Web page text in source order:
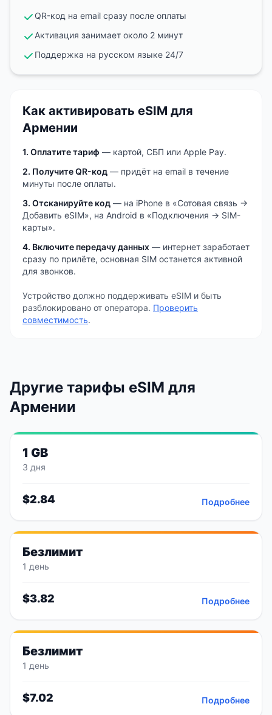
QR-код на email сразу после оплаты
Активация занимает около 2 минут
Поддержка на русском языке 24/7
Как активировать eSIM для
Армении
1. Оплатите тариф — картой, СБП или Apple Pay.
2. Получите QR-код — придёт на email в течение
минуты после оплаты.
3. Отсканируйте код — на iPhone в «Сотовая связь →
Добавить eSIM», на Android в «Подключения → SIM-
карты».
4. Включите передачу данных — интернет заработает
сразу по прилёте, основная SIM останется активной
для звонков.
Устройство должно поддерживать eSIM и быть
разблокировано от оператора. Проверить
совместимость.
Другие тарифы eSIM для
Армении
1 GB
3 дня
$2.84 Подробнее
Безлимит
1 день
$3.82 Подробнее
Безлимит
1 день
$7.02 Подробнее